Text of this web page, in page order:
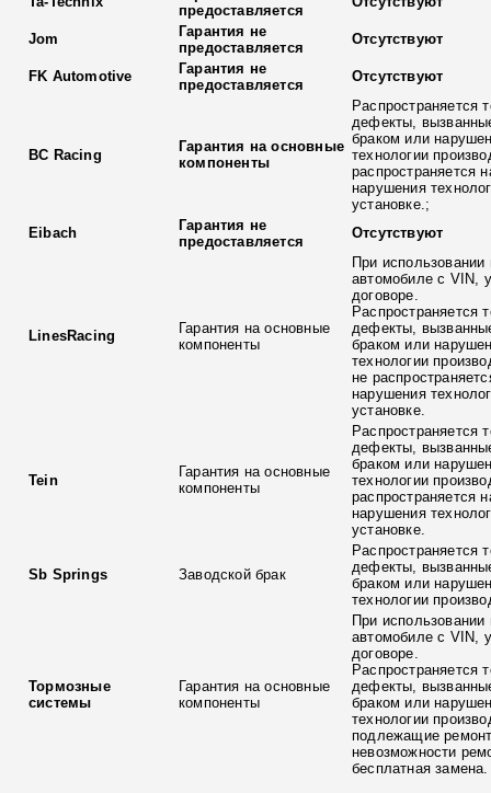
предоставляется
Jom
Гарантия не
предоставляется
Отсутствуют
FK Automotive
Гарантия не
предоставляется
Отсутствуют
BC Racing
Гарантия на основные
компоненты
Распространяется
дефекты,
браком или
технологии
распространяется
нарушения
установке.;
Eibach
Гарантия не
предоставляется
Отсутствуют
LinesRacing
Гарантия на основные
компоненты
При использовании
автомобиле с VIN,
договоре.
Распространяется
дефекты,
браком или
технологии
не
нарушения
установке.
Tein
Гарантия на основные
компоненты
Распространяется
дефекты,
браком или
технологии
распространяется
нарушения
установке.
Sb Springs Заводской брак
Распространяется
дефекты,
браком или
технологии
Тормозные
системы
Гарантия на основные
компоненты
При использовании
автомобиле с VIN,
договоре.
Распространяется
дефекты,
браком или
технологии
подлежащие
невозможности
бесплатная замена.